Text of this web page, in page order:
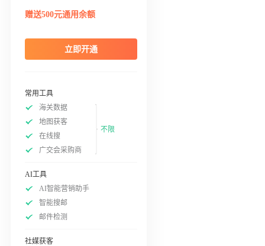
赠送500元通用余额
立即开通
常用工具
海关数据
地图获客
在线搜
广交会采购商
不限
AI工具
AI智能营销助手
智能搜邮
邮件检测
社媒获客